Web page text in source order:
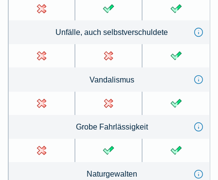
Un­fälle, auch selbst­ver­schul­de­te
Van­dal­is­mus
Gro­be Fahrl­ässig­keit
Na­tur­ge­wal­ten